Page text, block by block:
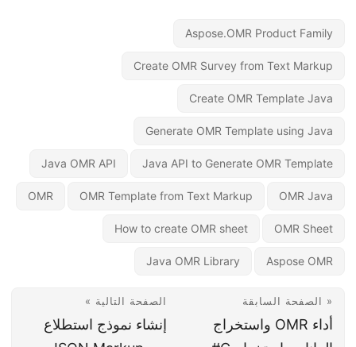
Aspose.OMR Product Family
Create OMR Survey from Text Markup
Create OMR Template Java
Generate OMR Template using Java
Java API to Generate OMR Template
Java OMR API
OMR Java
OMR Template from Text Markup
OMR
OMR Sheet
How to create OMR sheet
Aspose OMR
Java OMR Library
« الصفحة السابقة
أداء OMR واستخراج
الصفحة التالية »
إنشاء نموذج استطلاع